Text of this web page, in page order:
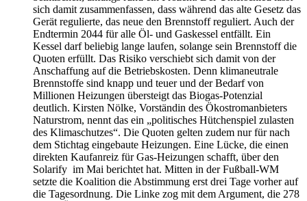
sich damit zusammenfassen, dass während das alte Gesetz das
Gerät regulierte, das neue den Brennstoff reguliert. Auch der
Endtermin 2044 für alle Öl- und Gaskessel entfällt. Ein
Kessel darf beliebig lange laufen, solange sein Brennstoff die
Quoten erfüllt. Das Risiko verschiebt sich damit von der
Anschaffung auf die Betriebskosten. Denn klimaneutrale
Brennstoffe sind knapp und teuer und der Bedarf von
Millionen Heizungen übersteigt das Biogas-Potenzial
deutlich. Kirsten Nölke, Vorständin des Ökostromanbieters
Naturstrom, nennt das ein „politisches Hütchenspiel zulasten
des Klimaschutzes“. Die Quoten gelten zudem nur für nach
dem Stichtag eingebaute Heizungen. Eine Lücke, die einen
direkten Kaufanreiz für Gas-Heizungen schafft, über den
Solarify im Mai berichtet hat. Mitten in der Fußball-WM
setzte die Koalition die Abstimmung erst drei Tage vorher auf
die Tagesordnung. Die Linke zog mit dem Argument, die 278